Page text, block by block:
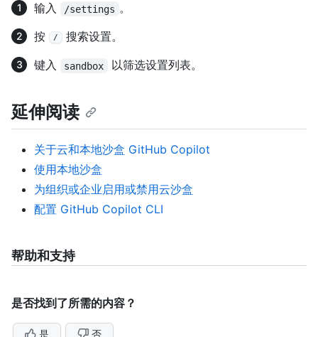
输入
/settings 。
按
/
搜索设置。
键入
sandbox 以筛选设置列表。
延伸阅读
关于云和本地沙盒 GitHub Copilot
使用本地沙盒
为组织或企业启用或禁用云沙盒
配置 GitHub Copilot CLI
帮助和支持
是否找到了所需的内容？
是 否